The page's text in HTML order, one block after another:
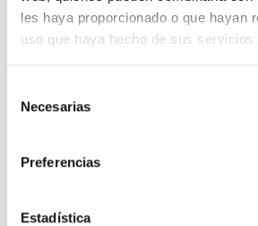
les haya proporcionado o que hayan
uso que haya hecho de sus servicios.
Necesarias
Preferencias
Estadística